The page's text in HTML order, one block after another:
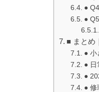
●
●
■ まとめ
● 小
● 日
●
● 修